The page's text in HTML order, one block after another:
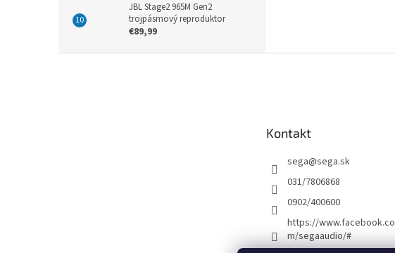
JBL Stage2 965M Gen2
trojpásmový reproduktor
€89,99
Kontakt
sega@sega.sk
031/7806868
0902/400600
https://www.facebook.co
m/segaaudio/#